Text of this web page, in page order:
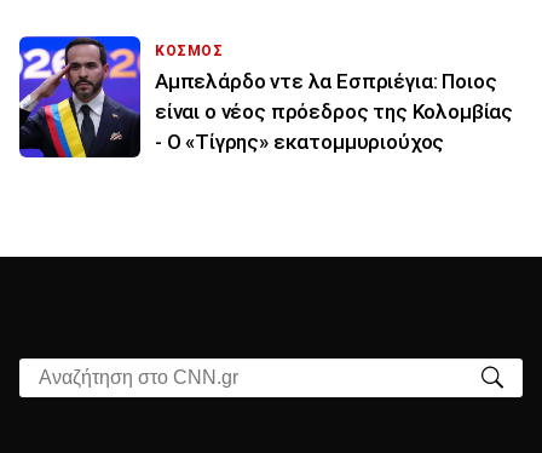
ΚΟΣΜΟΣ
Αμπελάρδο ντε λα Εσπριέγια: Ποιος
είναι ο νέος πρόεδρος της Κολομβίας
- Ο «Τίγρης» εκατομμυριούχος
Αναζήτηση στο CNN.gr